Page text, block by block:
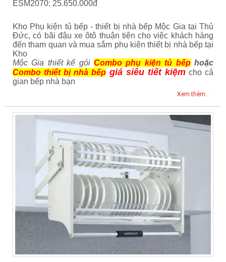
ESM2070: 25.650.000đ
Kho Phụ kiện tủ bếp - thiết bị nhà bếp Mộc Gia tại Thủ
Đức, có bãi đậu xe ôtô thuận tiện cho việc khách hàng
đến tham quan và mua sắm phụ kiện thiết bị nhà bếp tại
Kho
Mộc Gia thiết kế gói Combo phụ kiện tủ bếphoặc
Combo thiết bị nhà bếp giá siêu tiết kiệm cho cả
gian bếp nhà bạn
Xem thêm...